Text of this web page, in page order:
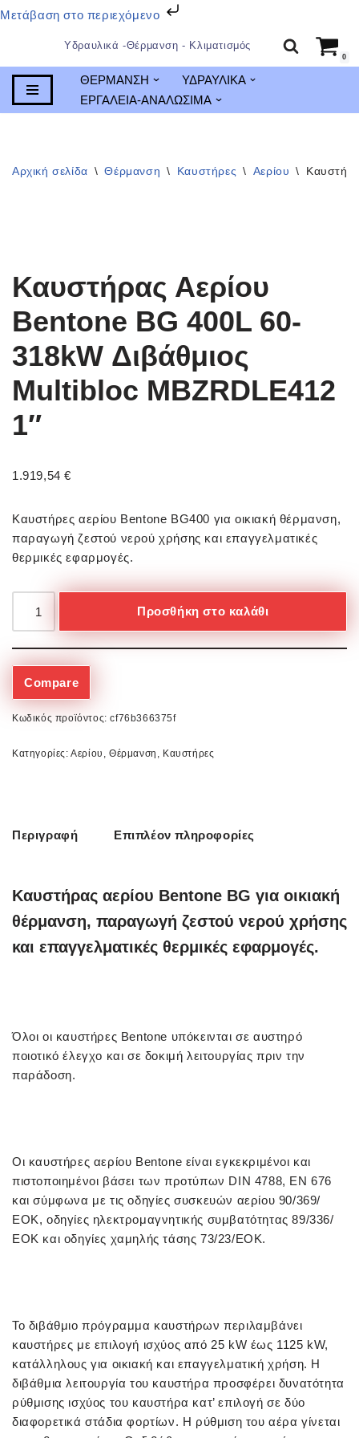
Μετάβαση στο περιεχόμενο
Μεταπηδήστε
στο
περιεχόμενο
Υδραυλικά -Θέρμανση - Κλιματισμός
0
ΘΕΡΜΑΝΣΗ
ΥΔΡΑΥΛΙΚΑ
ΕΡΓΑΛΕΙΑ-ΑΝΑΛΩΣΙΜΑ
Αρχική σελίδα \ Θέρμανση \ Καυστήρες \ Αερίου \
Καυστήρας Αερίου
Bentone BG 400L 60-
318kW Διβάθμιος
Multibloc MBZRDLE412
1″
1.919,54€
Καυστήρες αερίου Bentone BG400 για οικιακή θέρμανση,
παραγωγή ζεστού νερού χρήσης και επαγγελματικές
θερμικές εφαρμογές.
Προσθήκη στο καλάθι
Compare
Κωδικός προϊόντος:cf76b366375f
Κατηγορίες:Αερίου ,Θέρμανση , Καυστήρες
Περιγραφή Επιπλέον πληροφορίες
Καυστήρας αερίου Bentone BG για οικιακή
θέρμανση, παραγωγή ζεστού νερού χρήσης
και επαγγελματικές θερμικές εφαρμογές.
Όλοι οι καυστήρες Bentone υπόκεινται σε αυστηρό
ποιοτικό έλεγχο και σε δοκιμή λειτουργίας πριν την
παράδοση.
Οι καυστήρες αερίου Bentone είναι εγκεκριμένοι και
πιστοποιημένοι βάσει των προτύπων DIN 4788, EN 676
και σύμφωνα με τις οδηγίες συσκευών αερίου 90/369/
ΕΟΚ, οδηγίες ηλεκτρομαγνητικής συμβατότητας 89/336/
ΕΟΚ και οδηγίες χαμηλής τάσης 73/23/ΕΟΚ.
Το διβάθμιο πρόγραμμα καυστήρων περιλαμβάνει
καυστήρες με επιλογή ισχύος από 25 kW έως 1125 kW,
κατάλληλους για οικιακή και επαγγελματική χρήση. Η
διβάθμια λειτουργία του καυστήρα προσφέρει δυνατότητα
ρύθμισης ισχύος του καυστήρα κατ’ επιλογή σε δύο
διαφορετικά στάδια φορτίων. Η ρύθμιση του αέρα γίνεται